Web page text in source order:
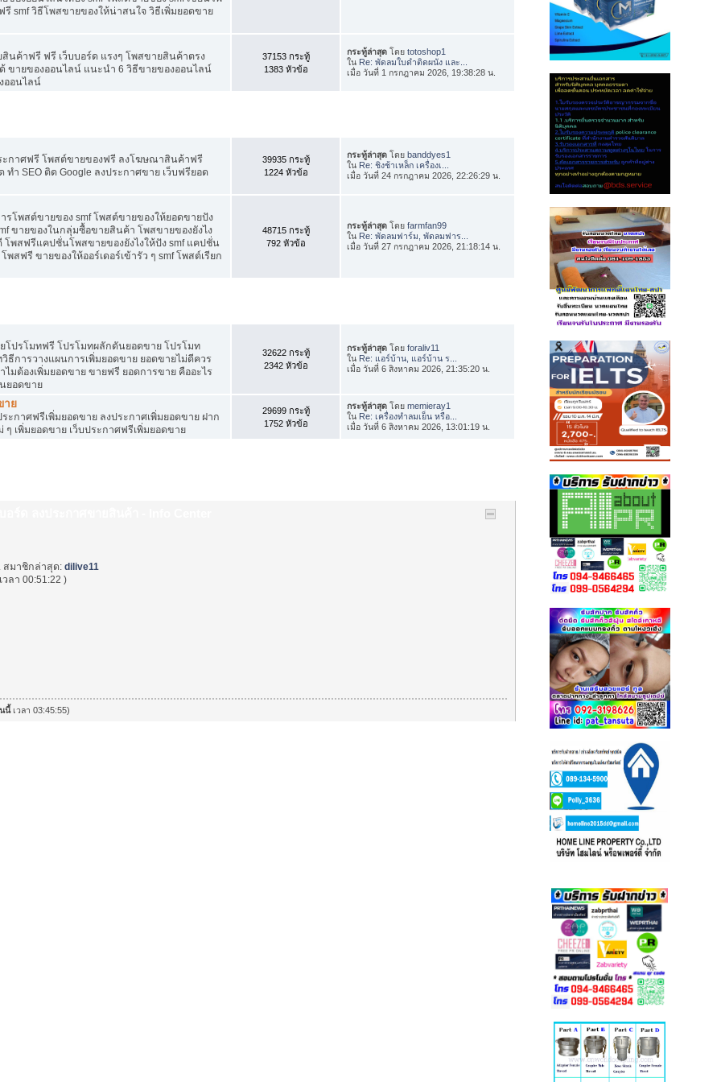
smf วิธีโพสขายของให้น่าสนใจ วิธีเพิ่มยอดขาย
นค้าฟรี ฟรี เว็บบอร์ด แรงๆ โพสขายสินค้าตรง
ขายของออนไลน์ แนะนำ 6 วิธีขายของออนไลน์
ออนไลน์
37153 กระทู้
1383 หัวข้อ
กระทู้ล่าสุด โดยtotoshop1
ใน Re: พัดลมใบดำติดผนัง และ...
เมื่อ วันที่ 1 กรกฎาคม 2026, 19:38:28 น.
ะกาศฟรี โพสต์ขายของฟรี ลงโฆษณาสินค้าฟรี
ำ SEO ติด Google ลงประกาศขาย เว็บฟรียอด
39935 กระทู้
1224 หัวข้อ
กระทู้ล่าสุด โดยbanddyes1
ใน Re: ชิงช้าเหล็ก เครื่องเ...
เมื่อ วันที่ 24 กรกฎาคม 2026, 22:26:29 น.
โพสต์ขายของ smf โพสต์ขายของให้ยอดขายปัง
ขายของในกลุ่มซื้อขายสินค้า โพสขายของยังไง
พสฟรีแคปชั่นโพสขายของยังไงให้ปัง smf แคปชั่น
ฟรี ขายของให้ออร์เดอร์เข้ารัว ๆ smf โพสต์เรียก
48715 กระทู้
792 หัวข้อ
กระทู้ล่าสุด โดยfarmfan99
ใน Re: พัดลมฟาร์ม, พัดลมฟาร...
เมื่อ วันที่ 27 กรกฎาคม 2026, 21:18:14 น.
โปรโมทฟรี โปรโมทผลักดันยอดขาย โปรโมท
ธีการวางแผนการเพิ่มยอดขาย ยอดขายไม่ดีควร
ไมต้องเพิ่มยอดขาย ขายฟรี ยอดการขาย คืออะไร
ยอดขาย
32622 กระทู้
2342 หัวข้อ
กระทู้ล่าสุด โดยforaliv11
ใน Re: แอร์บ้าน, แอร์บ้าน ร...
เมื่อ วันที่ 6 สิงหาคม 2026, 21:35:20 น.
าย
กาศฟรีเพิ่มยอดขาย ลงประกาศเพิ่มยอดขาย ฝาก
เพิ่มยอดขาย เว็บประกาศฟรีเพิ่มยอดขาย
29699 กระทู้
1752 หัวข้อ
กระทู้ล่าสุด โดยmemieray1
ใน Re: เครื่องทำลมเย็น หรือ...
เมื่อ วันที่ 6 สิงหาคม 2026, 13:01:19 น.
สมาชิกล่าสุด:dilive11
วลา 00:51:22 )
นี้เวลา 03:45:55)